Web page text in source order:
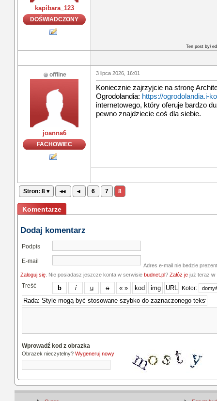
kapibara_123
DOŚWIADCZONY
Ten post był
offline
joanna6
FACHOWIEC
3 lipca 2026, 16:01
Koniecznie zajrzyjcie na stronę
Ogrodolandia: https://ogrodolandia.i-
internetowego, który oferuje bardzo
pewno znajdziecie coś dla siebie.
Stron: 8 ▾ ◂◂ ◂ 6 7 8
Komentarze
Dodaj komentarz
Podpis
E-mail
Adres e-mail nie bedzie
Zaloguj się . Nie posiadasz jeszcze konta w serwisie budnet.pl? Załóż je już teraz w
Treść Kolor:
Wprowadź kod z obrazka
Obrazek nieczytelny? Wygeneruj nowy